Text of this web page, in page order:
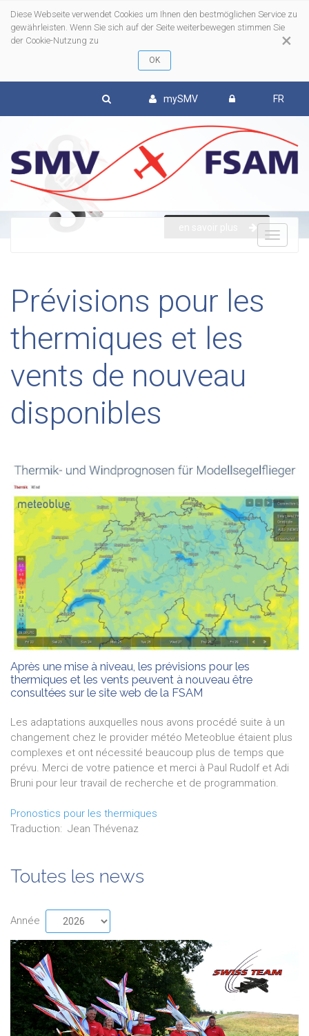
×
Diese Webseite verwendet Cookies um Ihnen den bestmöglichen Service zu
gewährleisten. Wenn Sie sich auf der Seite weiterbewegen stimmen Sie
der Cookie-Nutzung zu
mySMV FR
Prévisions pour les
thermiques et les
vents de nouveau
disponibles
Après une mise à niveau, les prévisions pour les
thermiques et les vents peuvent à nouveau être
consultées sur le site web de la FSAM
Les adaptations auxquelles nous avons procédé suite à un
changement chez le provider météo Meteoblue étaient plus
complexes et ont nécessité beaucoup plus de temps que
prévu. Merci de votre patience et merci à Paul Rudolf et Adi
Bruni pour leur travail de recherche et de programmation.
Pronostics pour les thermiques
Traduction: Jean Thévenaz
Toutes les news
Année